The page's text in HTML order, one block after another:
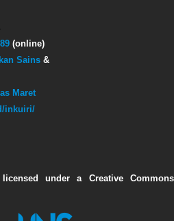
(online)
Sains &
Maret
inkuiri/
under a Creative Commons